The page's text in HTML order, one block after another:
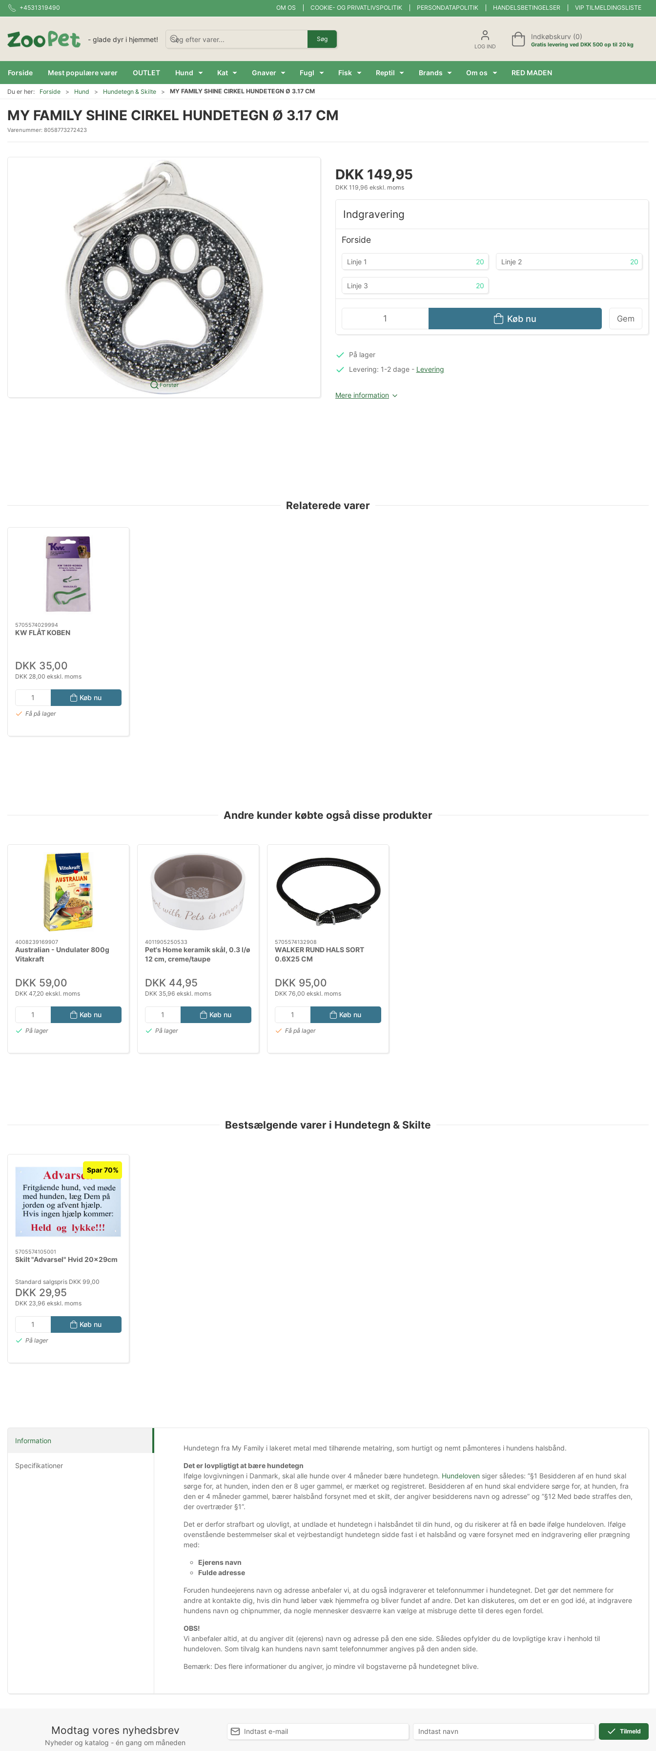
+4531319490 OM OS COOKIE- OG PRIVATLIVSPOLITIK PERSONDATAPOLITIK HANDELSBETINGELSER VIP TILMELDINGSLISTE
- glade dyr i hjemmet! Søg
LOG IND
Indkøbskurv (0)
Gratis levering ved DKK 500 op til 20 kg
Forside Mest populære varer OUTLET Hund Kat Gnaver Fugl Fisk Reptil Brands Om os RED MADEN
Du er her: Forside Hund Hundetegn & Skilte MY FAMILY SHINE CIRKEL HUNDETEGN Ø 3.17 CM
MY FAMILY SHINE CIRKEL HUNDETEGN Ø 3.17 CM
Varenummer: 8058773272423
Forstør
DKK 149,95
DKK 119,96 ekskl. moms
Indgravering
Køb nu Gem
Forside
20 20
20
På lager
Levering: 1-2 dage- Levering
Mere information
Relaterede varer
5705574029994
KW FLÅT KOBEN
DKK 35,00
DKK 28,00 ekskl. moms
Køb nu
Få på lager
Andre kunder købte også disse produkter
4008239169907
Australian - Undulater 800g
Vitakraft
DKK 59,00
DKK 47,20 ekskl. moms
Køb nu
På lager
4011905250533
Pet's Home keramik skål, 0.3 l/ø
12 cm, creme/taupe
DKK 44,95
DKK 35,96 ekskl. moms
Køb nu
På lager
5705574132908
WALKER RUND HALS SORT
0.6X25 CM
DKK 95,00
DKK 76,00 ekskl. moms
Køb nu
Få på lager
Bestsælgende varer i Hundetegn & Skilte
Spar 70%
5705574105001
Skilt "Advarsel" Hvid 20x29cm
Standard salgspris DKK 99,00
DKK 29,95
DKK 23,96 ekskl. moms
Køb nu
På lager
Information
Specifikationer
Hundetegn fra My Family i lakeret metal med tilhørende metalring, som hurtigt og nemt påmonteres i hundens halsbånd.
Det er lovpligtigt at bære hundetegn
Ifølge lovgivningen i Danmark, skal alle hunde over 4 måneder bære hundetegn. Hundeloven siger således: ”§1 Besidderen af en hund skal
sørge for, at hunden, inden den er 8 uger gammel, er mærket og registreret. Besidderen af en hund skal endvidere sørge for, at hunden, fra
den er 4 måneder gammel, bærer halsbånd forsynet med et skilt, der angiver besidderens navn og adresse” og ”§12 Med bøde straffes den,
der overtræder §1”.
Det er derfor strafbart og ulovligt, at undlade et hundetegn i halsbåndet til din hund, og du risikerer at få en bøde ifølge hundeloven. Ifølge
ovenstående bestemmelser skal et vejrbestandigt hundetegn sidde fast i et halsbånd og være forsynet med en indgravering eller prægning
med:
Ejerens navn
Fulde adresse
Foruden hundeejerens navn og adresse anbefaler vi, at du også indgraverer et telefonnummer i hundetegnet. Det gør det nemmere for
andre at kontakte dig, hvis din hund løber væk hjemmefra og bliver fundet af andre. Det kan diskuteres, om det er en god idé, at indgravere
hundens navn og chipnummer, da nogle mennesker desværre kan vælge at misbruge dette til deres egen fordel.
OBS!
Vi anbefaler altid, at du angiver dit (ejerens) navn og adresse på den ene side. Således opfylder du de lovpligtige krav i henhold til
hundeloven. Som tilvalg kan hundens navn samt telefonnummer angives på den anden side.
Bemærk: Des flere informationer du angiver, jo mindre vil bogstaverne på hundetegnet blive.
Modtag vores nyhedsbrev
Nyheder og katalog - én gang om måneden
Tilmeld